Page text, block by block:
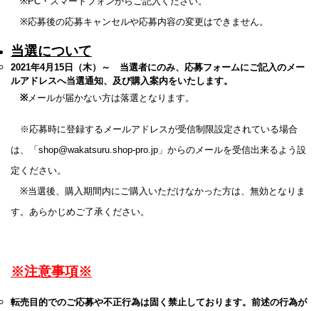
※応募後の応募キャンセルや応募内容の変更はできません。
当選について
2021年4⽉15⽇（木）～ 当選者にのみ、応募フォームにご記⼊のメー
ルアドレスへ当選通知、及び購⼊案内をいたします。
※メールが届かない方は落選となります。
※応募時に登録するメールアドレスが受信制限設定されている場合
は、「shop@wakatsuru.shop-pro.jp」からのメールを受信出来るよう設
定ください。
※当選後、購⼊期間内にご購⼊いただけなかった⽅は、無効となりま
す。あらかじめご了承ください。
※注意事項※
転売⽬的でのご応募や不正⾏為は固く禁⽌しております。前述の⾏為が